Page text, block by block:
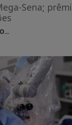
Sena;